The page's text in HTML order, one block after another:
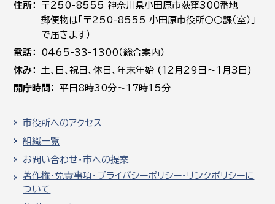
住所
〒250-8555 神奈川県小田原市荻窪300番地
郵便物は「〒250-8555 小田原市役所○○課（室）」
で届きます）
電話
0465-33-1300（総合案内）
休み
土､日､祝日、休日、年末年始 (12月29日～1月3日)
開庁時間
平日8時30分～17時15分
市役所へのアクセス
組織一覧
お問い合わせ・市への提案
著作権・免責事項・プライバシーポリシー・リンクポリシーに
ついて